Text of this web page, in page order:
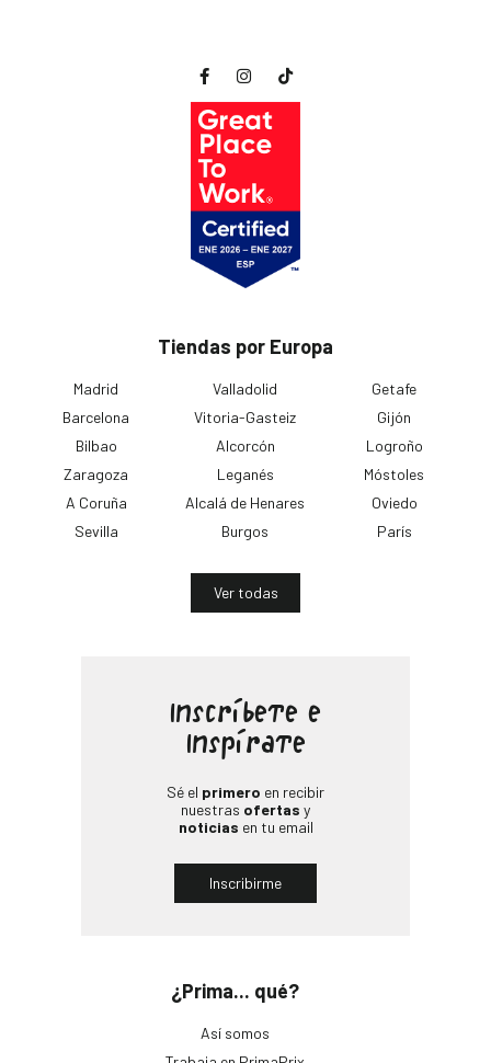
Tiendas por Europa
Madrid
Barcelona
Bilbao
Zaragoza
A Coruña
Sevilla
Valladolid
Vitoria-Gasteiz
Alcorcón
Leganés
Alcalá de Henares
Burgos
Getafe
Gijón
Logroño
Móstoles
Oviedo
París
Ver todas
¿Prima... qué?
Así somos
Inscríbete e
Inspírate
Sé el primero en recibir
nuestras ofertas y
noticias en tu email
Inscribirme